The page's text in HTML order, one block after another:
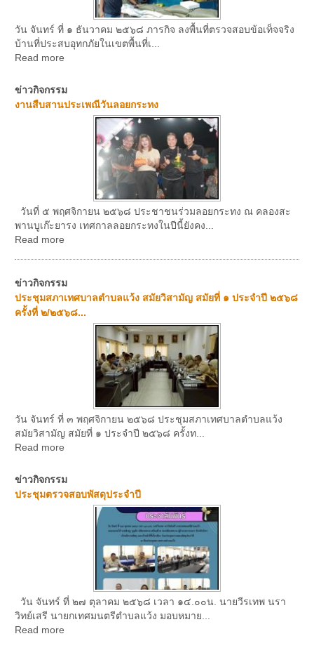
วัน จันทร์ ที่ ๑ ธันวาคม ๒๕๖๘ ภารกิจ ลงพื้นที่ตรวจสอบข้อเท็จจริง
บ้านที่ประสบอุทกภัยในเขตพื้นที่เ...
Read more
ข่าวกิจกรรม
งานสืบสานประเพณีวันลอยกระทง
วันที่ ๕ พฤศจิกายน ๒๕๖๘ ประชาชนร่วมลอยกระทง ณ คลองสะ
พานบูเก๊ะยารง เทศกาลลอยกระทงในปีนี้ยังคง...
Read more
ข่าวกิจกรรม
ประชุมสภาเทศบาลตำบลแว้ง สมัยวิสามัญ สมัยที่ ๑ ประจำปี ๒๕๖๘
ครั้งที่ ๒/๒๕๖๘...
วัน จันทร์ ที่ ๓ พฤศจิกายน ๒๕๖๘ ประชุมสภาเทศบาลตำบลแว้ง
สมัยวิสามัญ สมัยที่ ๑ ประจำปี ๒๕๖๘ ครั้งท...
Read more
ข่าวกิจกรรม
ประชุมตรวจสอบพัสดุประจำปี
วัน จันทร์ ที่ ๒๗ ตุลาคม ๒๕๖๘ เวลา ๑๔.๐๐น. นายวีรเทพ นรา
วิทย์เสรี นายกเทศมนตรีตำบลแว้ง มอบหมาย...
Read more